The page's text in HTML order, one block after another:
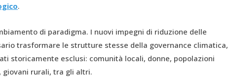
.
di paradigma. I nuovi impegni di riduzione delle
trasformare le strutture stesse della governance climatica,
storicamente esclusi: comunità locali, donne, popolazioni
giovani rurali, tra gli altri.